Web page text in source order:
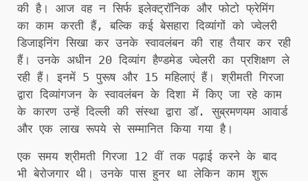
की है। आज वह न सिर्फ इलेक्ट्रॉनिक और फोटो फ्रेमिंग
का काम करती हैं, बल्कि कई बेसहारा दिव्यांगों को ज्वेलरी
डिजाइनिंग सिखा कर उनके स्वावलंबन की राह तैयार कर रही
हैं। उनके अधीन 20 दिव्यांग हैण्डमेड ज्वेलरी का प्रशिक्षण ले
रही हैं। इनमें 5 पुरूष और 15 महिलाएं हैं। श्रीमती गिरजा
द्वारा दिव्यांगजन के स्वावलंबन के दिशा में किए जा रहे काम
के कारण उन्हें दिल्ली की संस्था द्वारा डॉ. सुब्रमणयम आवार्ड
और एक लाख रूपये से सम्मानित किया गया है।
एक समय श्रीमती गिरजा 12 वीं तक पढ़ाई करने के बाद
भी बेरोजगार थी। उनके पास हुनर था लेकिन काम शुरू